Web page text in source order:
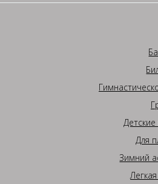
Для
Зимний